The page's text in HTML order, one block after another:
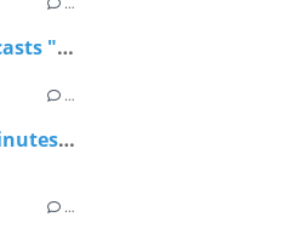
Une série de podcasts "Explique-moi l'Europe"
…
"L'Europe en 3 minutes" le podcast
…